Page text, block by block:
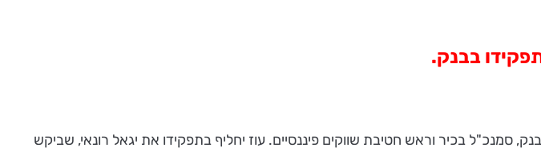
בבנק.
את מינויו של רן עוז לחבר הנהלת הבנק, סמנכ"ל בכיר וראש חטיבת שווקים פיננסיים. עוז יחליף בתפקידו את יגאל רונאי, שביקש